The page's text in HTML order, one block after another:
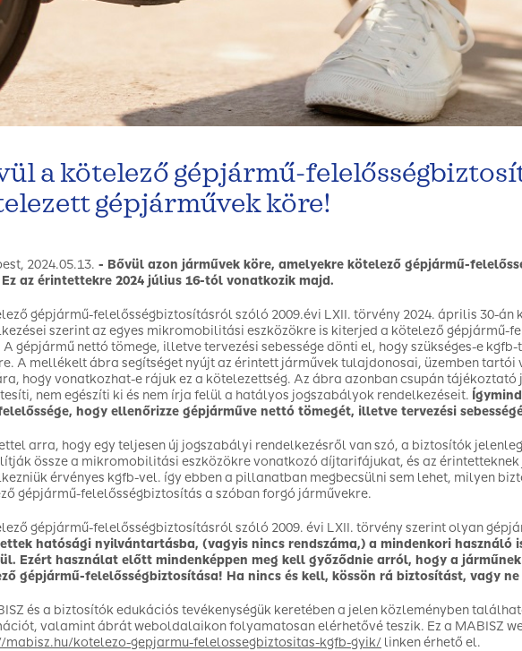
a kötelező gépjármű-
gépjárművek köre!
2024.05.13. - Bővül azon járművek köre, amelyekre kötelező gépjármű-
az érintettekre 2024 július 16-tól vonatkozik majd.
gépjármű-felelősségbiztosításról szóló 2009.évi LXII. törvény 2024. április 30-án
szerint az egyes mikromobilitási eszközökre is kiterjed a kötelező gépjármű-
A gépjármű nettó tömege, illetve tervezési sebessége dönti el, hogy szükséges-e
A mellékelt ábra segítséget nyújt az érintett járművek tulajdonosai, üzemben tartói
hogy vonatkozhat-e rájuk ez a kötelezettség. Az ábra azonban csupán tájékoztató
nem egészíti ki és nem írja felül a hatályos jogszabályok rendelkezéseit. Így
hogy ellenőrizze gépjárműve nettó tömegét, illetve tervezési
arra, hogy egy teljesen új jogszabályi rendelkezésről van szó, a biztosítók
össze a mikromobilitási eszközökre vonatkozó díjtarifájukat, és az
érvényes kgfb-vel. így ebben a pillanatban megbecsülni sem lehet, milyen
gépjármű-felelősségbiztosítás a szóban forgó járművekre.
gépjármű-felelősségbiztosításról szóló 2009. évi LXII. törvény szerint olyan
hatósági nyilvántartásba, (vagyis nincs rendszáma,) a mindenkori használó
Ezért használat előtt mindenképpen meg kell győződnie arról, hogy a
gépjármű-felelősségbiztosítása! Ha nincs és kell, kössön rá biztosítást, vagy
és a biztosítók edukációs tevékenységük keretében a jelen közleményben
valamint ábrát weboldalaikon folyamatosan elérhetővé teszik. Ez a MABISZ
mabisz.hu/kotelezo-gepjarmu-felelossegbiztositas-kgfb-gyik/ linken érhető el.